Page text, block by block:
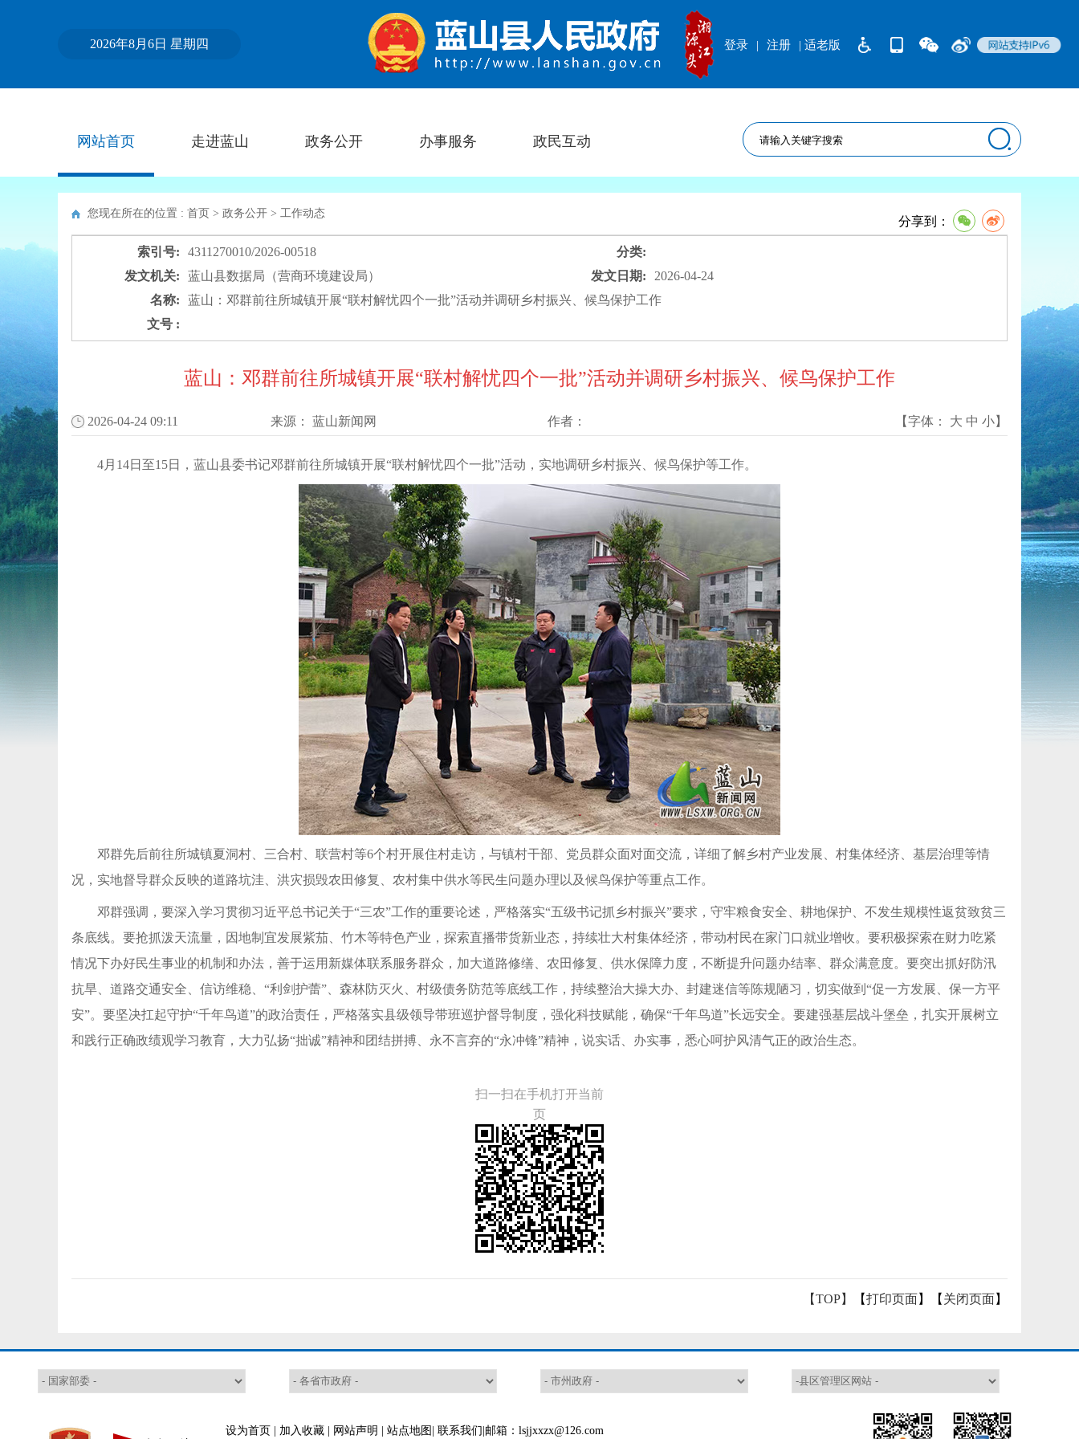
2026年8月6日 星期四 | 适老版
登录 | 注册
网站首页 走进蓝山 政务公开 办事服务 政民互动
您现在所在的位置 : 首页 > 政务公开 > 工作动态
分享到：
索引号: 4311270010/2026-00518
分类:
发文机关:
蓝山县数据局（营商环境建设局） 发文日期:
2026-04-24
名称:
蓝山：邓群前往所城镇开展“联村解忧四个一批”活动并调研乡村振兴、候鸟保护工作
文号 :
蓝山：邓群前往所城镇开展“联村解忧四个一批”活动并调研乡村振兴、候鸟保护工作
2026-04-24 09:11 来源： 蓝山新闻网 作者： 【字体： 大 中 小】
4月14日至15日，蓝山县委书记邓群前往所城镇开展“联村解忧四个一批”活动，实地调研乡村振兴、候鸟保护等工作。
邓群先后前往所城镇夏洞村、三合村、联营村等6个村开展住村走访，与镇村干部、党员群众面对面交流，详细了解乡村产业发展、村集体经济、基层治理等情
况，实地督导群众反映的道路坑洼、洪灾损毁农田修复、农村集中供水等民生问题办理以及候鸟保护等重点工作。
邓群强调，要深入学习贯彻习近平总书记关于“三农”工作的重要论述，严格落实“五级书记抓乡村振兴”要求，守牢粮食安全、耕地保护、不发生规模性返贫致贫三
条底线。要抢抓泼天流量，因地制宜发展紫茄、竹木等特色产业，探索直播带货新业态，持续壮大村集体经济，带动村民在家门口就业增收。要积极探索在财力吃紧
情况下办好民生事业的机制和办法，善于运用新媒体联系服务群众，加大道路修缮、农田修复、供水保障力度，不断提升问题办结率、群众满意度。要突出抓好防汛
抗旱、道路交通安全、信访维稳、“利剑护蕾”、森林防灭火、村级债务防范等底线工作，持续整治大操大办、封建迷信等陈规陋习，切实做到“促一方发展、保一方平
安”。要坚决扛起守护“千年鸟道”的政治责任，严格落实县级领导带班巡护督导制度，强化科技赋能，确保“千年鸟道”长远安全。要建强基层战斗堡垒，扎实开展树立
和践行正确政绩观学习教育，大力弘扬“拙诚”精神和团结拼搏、永不言弃的“永冲锋”精神，说实话、办实事，悉心呵护风清气正的政治生态。
扫一扫在手机打开当前
页
【TOP】 【打印页面】【 关闭页面】
设为首页 加入收藏 网站声明 站点地图 联系我们 |邮箱：lsjjxxzx@126.com